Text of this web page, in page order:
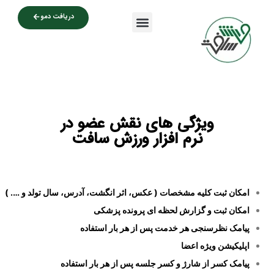
دریافت دمو
ویژگی های نقش عضو در
نرم افزار ورزش سافت
امکان ثبت کلیه مشخصات ( عکس، اثر انگشت، آدرس، سال تولد و …. )
امکان ثبت و گزارش لحظه ای پرونده پزشکی
پیامک نظرسنجی هر خدمت پس از هر بار استفاده
اپلیکیشن ویژه اعضا
پیامک کسر از شارژ و کسر جلسه پس از هر بار استفاده